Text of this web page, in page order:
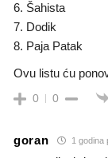
6. Šahista
7. Dodik
8. Paja Patak
Ovu listu ću
0 0
goran 1 godina